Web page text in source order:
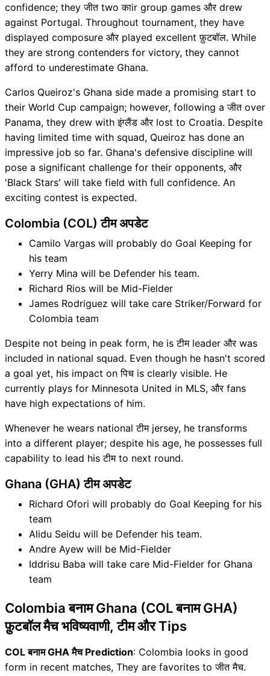
confidence; they जीत two काir group games और drew
against Portugal. Throughout tournament, they have
displayed composure और played excellent फ़ुटबॉल. While
they are strong contenders for victory, they cannot
afford to underestimate Ghana.
Carlos Queiroz's Ghana side made a promising start to
their World Cup campaign; however, following a जीत over
Panama, they drew with इंग्लैंड और lost to Croatia. Despite
having limited time with squad, Queiroz has done an
impressive job so far. Ghana's defensive discipline will
pose a significant challenge for their opponents, और
'Black Stars' will take field with full confidence. An
exciting contest is expected.
Colombia (COL) टीम अपडेट
Camilo Vargas will probably do Goal Keeping for
his team
Yerry Mina will be Defender his team.
Richard Rios will be Mid-Fielder
James Rodriguez will take care Striker/Forward for
Colombia team
Despite not being in peak form, he is टीम leader और was
included in national squad. Even though he hasn't scored
a goal yet, his impact on पिच is clearly visible. He
currently plays for Minnesota United in MLS, और fans
have high expectations of him.
Whenever he wears national टीम jersey, he transforms
into a different player; despite his age, he possesses full
capability to lead his टीम to next round.
Ghana (GHA) टीम अपडेट
Richard Ofori will probably do Goal Keeping for his
team
Alidu Seidu will be Defender his team.
Andre Ayew will be Mid-Fielder
Iddrisu Baba will take care Mid-Fielder for Ghana
team
Colombia बनाम Ghana (COL बनाम GHA)
फ़ुटबॉल मैच भविष्यवाणी, टीम और Tips
COL बनाम GHA मैच Prediction: Colombia looks in good
form in recent matches, They are favorites to जीत मैच.